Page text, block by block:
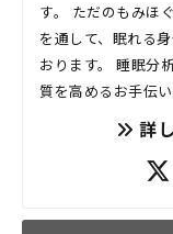
す。 ただのもみほ
を通して、眠れる
おります。 睡眠分
質を高めるお手伝
詳